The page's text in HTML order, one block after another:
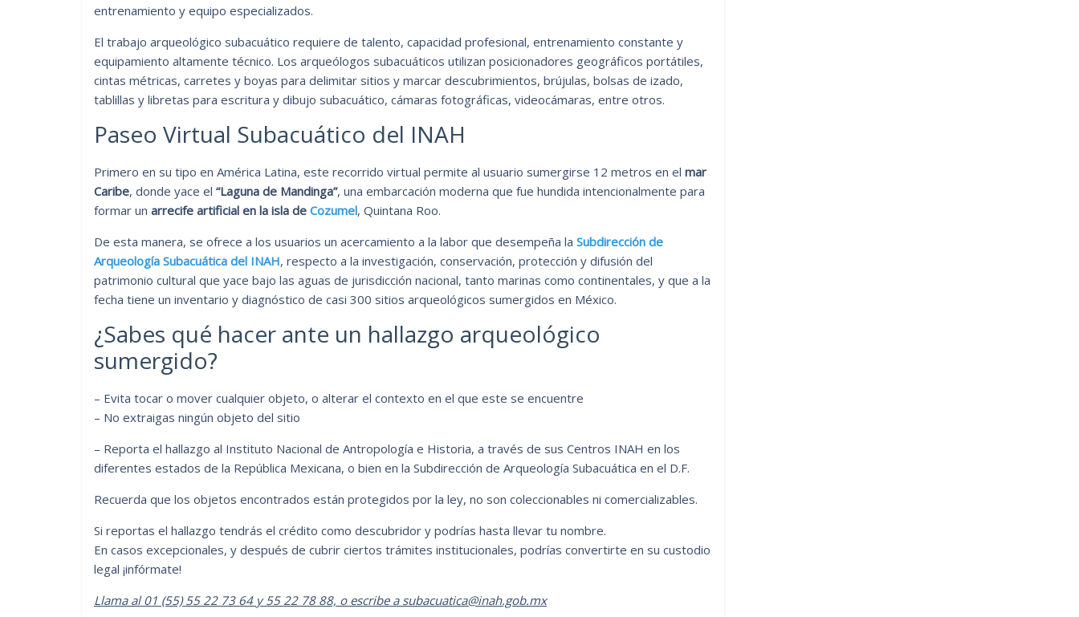
entrenamiento y equipo especializados.
El trabajo arqueológico subacuático requiere de talento, capacidad profesional, entrenamiento constante y
equipamiento altamente técnico. Los arqueólogos subacuáticos utilizan posicionadores geográficos portátiles,
cintas métricas, carretes y boyas para delimitar sitios y marcar descubrimientos, brújulas, bolsas de izado,
tablillas y libretas para escritura y dibujo subacuático, cámaras fotográficas, videocámaras, entre otros.
Paseo Virtual Subacuático del INAH
Primero en su tipo en América Latina, este recorrido virtual permite al usuario sumergirse 12 metros en el mar
Caribe, donde yace el “Laguna de Mandinga”, una embarcación moderna que fue hundida intencionalmente para
formar un arrecife artificial en la isla de Cozumel, Quintana Roo.
De esta manera, se ofrece a los usuarios un acercamiento a la labor que desempeña la Subdirección de
Arqueología Subacuática del INAH, respecto a la investigación, conservación, protección y difusión del
patrimonio cultural que yace bajo las aguas de jurisdicción nacional, tanto marinas como continentales, y que a la
fecha tiene un inventario y diagnóstico de casi 300 sitios arqueológicos sumergidos en México.
¿Sabes qué hacer ante un hallazgo arqueológico
sumergido?
– Evita tocar o mover cualquier objeto, o alterar el contexto en el que este se encuentre
– No extraigas ningún objeto del sitio
– Reporta el hallazgo al Instituto Nacional de Antropología e Historia, a través de sus Centros INAH en los
diferentes estados de la República Mexicana, o bien en la Subdirección de Arqueología Subacuática en el D.F.
Recuerda que los objetos encontrados están protegidos por la ley, no son coleccionables ni comercializables.
Si reportas el hallazgo tendrás el crédito como descubridor y podrías hasta llevar tu nombre.
En casos excepcionales, y después de cubrir ciertos trámites institucionales, podrías convertirte en su custodio
legal ¡infórmate!
Llama al 01 (55) 55 22 73 64 y 55 22 78 88, o escribe a subacuatica@inah.gob.mx